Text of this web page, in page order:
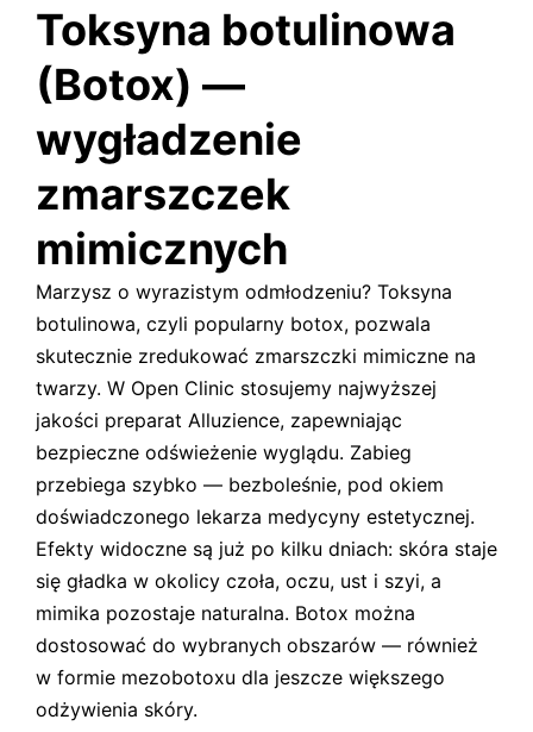
Toksyna botulinowa
(Botox) —
wygładzenie
zmarszczek
mimicznych
Marzysz o wyrazistym odmłodzeniu? Toksyna
botulinowa, czyli popularny botox, pozwala
skutecznie zredukować zmarszczki mimiczne na
twarzy. W Open Clinic stosujemy najwyższej
jakości preparat Alluzience, zapewniając
bezpieczne odświeżenie wyglądu. Zabieg
przebiega szybko — bezboleśnie, pod okiem
doświadczonego lekarza medycyny estetycznej.
Efekty widoczne są już po kilku dniach: skóra staje
się gładka w okolicy czoła, oczu, ust i szyi, a
mimika pozostaje naturalna. Botox można
dostosować do wybranych obszarów — również
w formie mezobotoxu dla jeszcze większego
odżywienia skóry.